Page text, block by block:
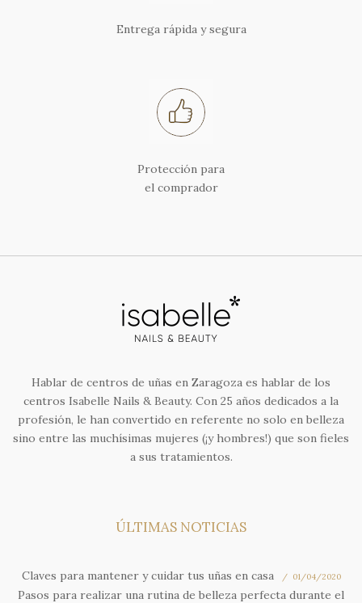
Entrega rápida y segura
Protección para
el comprador
Hablar de centros de uñas en Zaragoza es hablar de los
centros Isabelle Nails & Beauty. Con 25 años dedicados a la
profesión, le han convertido en referente no solo en belleza
sino entre las muchísimas mujeres (¡y hombres!) que son fieles
a sus tratamientos.
ÚLTIMAS NOTICIAS
Claves para mantener y cuidar tus uñas en casa 01/04/2020
Pasos para realizar una rutina de belleza perfecta durante el